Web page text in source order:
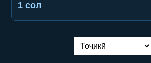
1 сол
Иваз кардани забон: